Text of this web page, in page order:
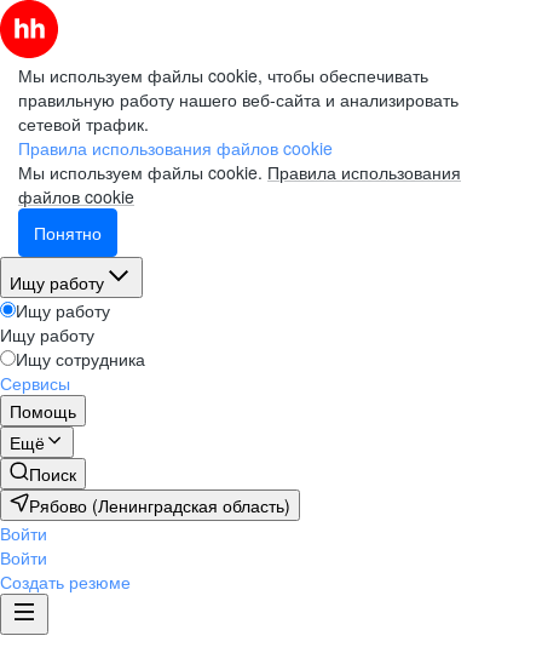
Мы используем файлы cookie, чтобы обеспечивать
правильную работу нашего веб-сайта и анализировать
сетевой трафик.
Правила использования файлов cookie
Мы используем файлы cookie. Правила использования
файлов cookie
Понятно
Ищу работу
Ищу работу
Ищу работу
Ищу сотрудника
Сервисы
Помощь
Ещё
Поиск
Рябово (Ленинградская область)
Войти
Войти
Создать резюме